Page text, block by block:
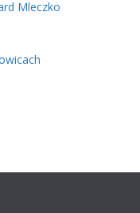
Mleczko